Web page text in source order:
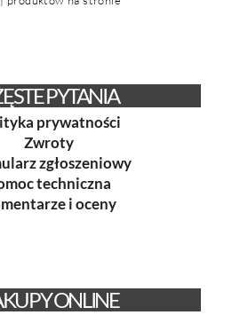
PYTANIA
prywatności
Zwroty
zgłoszeniowy
techniczna
i oceny
ONLINE